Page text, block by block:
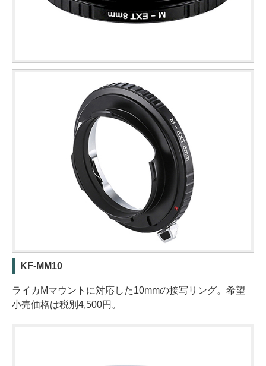
KF-MM10
ライカMマウントに対応した10mmの接写リング。希望
小売価格は税別4,500円。